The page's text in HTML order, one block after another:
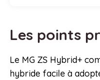
Les points
Le MG ZS Hybrid+
hybride facile à